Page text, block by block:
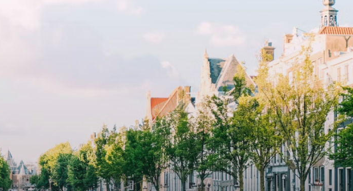
storage and secure bicycle parking
with an elegant lobby with an
elevator and green communal
spaces.The building incorporates
solar panels to generate energy
spaces.The building incorporates
solar panels to generate energy
supply. The windows have solar
control glazing, and the apartments
have climate control driven by a
thermal energy storage system.
Underfloor heating and cooling
contribute to a healthy indoor
environment. The atriums' seasonal
green walls provide natural summer
cooling, improved air quality and